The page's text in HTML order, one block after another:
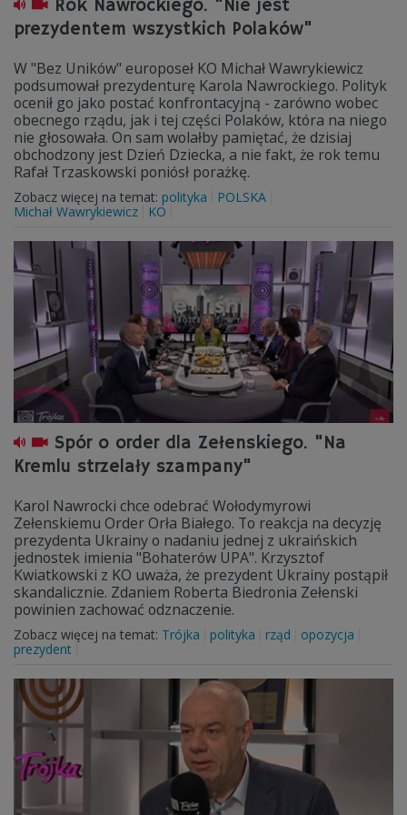
Rok Nawrockiego. "Nie jest
prezydentem wszystkich Polaków"
W "Bez Uników" europoseł KO Michał Wawrykiewicz
podsumował prezydenturę Karola Nawrockiego. Polityk
ocenił go jako postać konfrontacyjną - zarówno wobec
obecnego rządu, jak i tej części Polaków, która na niego
nie głosowała. On sam wolałby pamiętać, że dzisiaj
obchodzony jest Dzień Dziecka, a nie fakt, że rok temu
Rafał Trzaskowski poniósł porażkę.
Zobacz więcej na temat: polityka
POLSKA
Michał Wawrykiewicz
KO
Spór o order dla Zełenskiego. "Na
Kremlu strzelały szampany"
Karol Nawrocki chce odebrać Wołodymyrowi
Zełenskiemu Order Orła Białego. To reakcja na decyzję
prezydenta Ukrainy o nadaniu jednej z ukraińskich
jednostek imienia "Bohaterów UPA". Krzysztof
Kwiatkowski z KO uważa, że prezydent Ukrainy postąpił
skandalicznie. Zdaniem Roberta Biedronia Zełenski
powinien zachować odznaczenie.
Zobacz więcej na temat: Trójka polityka rząd
opozycja
prezydent